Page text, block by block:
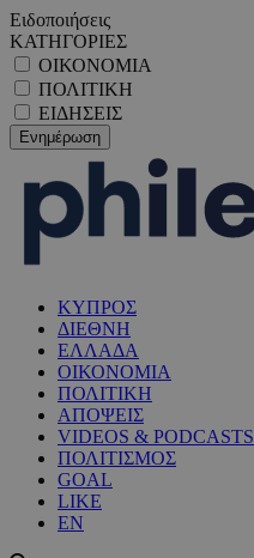
Ειδοποιήσεις
ΚΑΤΗΓΟΡΙΕΣ
ΟΙΚΟΝΟΜΙΑ
ΠΟΛΙΤΙΚΗ
ΕΙΔΗΣΕΙΣ
ΚΥΠΡΟΣ
ΔΙΕΘΝΗ
ΕΛΛΑΔΑ
ΟΙΚΟΝΟΜΙΑ
ΠΟΛΙΤΙΚΗ
ΑΠΟΨΕΙΣ
VIDEOS & PODCASTS
ΠΟΛΙΤΙΣΜΟΣ
GOAL
LIKE
EN